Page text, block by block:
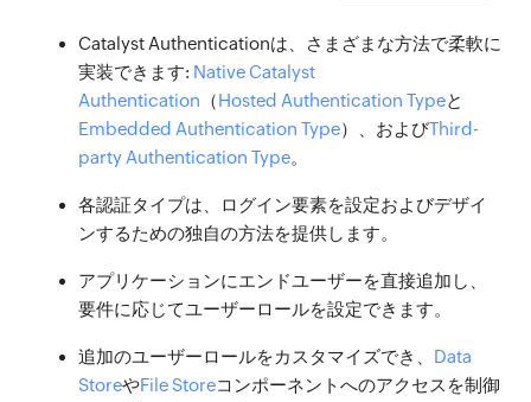
Catalyst Authenticationは、さまざまな方法で柔軟に
実装できます: Native Catalyst
Authentication （Hosted Authentication Typeと
Embedded Authentication Type）、およびThird-
party Authentication Type。
各認証タイプは、ログイン要素を設定およびデザイ
ンするための独自の方法を提供します。
アプリケーションにエンドユーザーを直接追加し、
要件に応じてユーザーロールを設定できます。
追加のユーザーロールをカスタマイズでき、 Data
StoreやFile Storeコンポーネントへのアクセスを制御